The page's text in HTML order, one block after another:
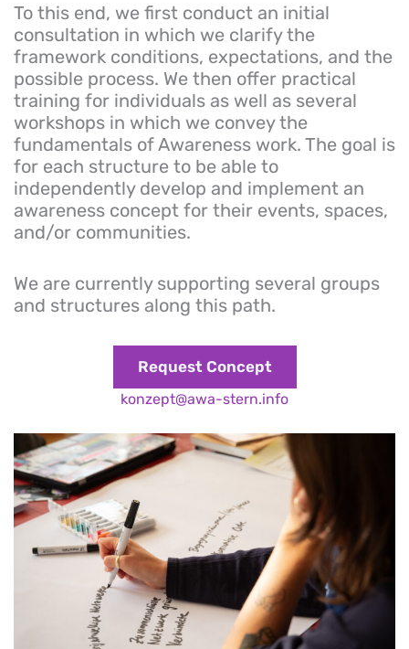
To this end, we first conduct an initial
consultation in which we clarify the
framework conditions, expectations, and the
possible process. We then offer practical
training for individuals as well as several
workshops in which we convey the
fundamentals of Awareness work. The goal is
for each structure to be able to
independently develop and implement an
awareness concept for their events, spaces,
and/or communities.
We are currently supporting several groups
and structures along this path.
Request Concept
konzept@awa-stern.info